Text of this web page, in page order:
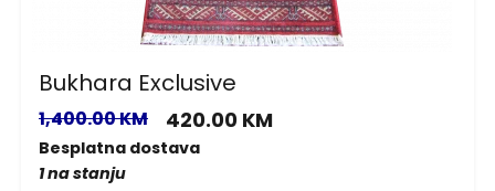
Bukhara Exclusive
1,400.00 KM 420.00 KM
Besplatna dostava
1 na stanju